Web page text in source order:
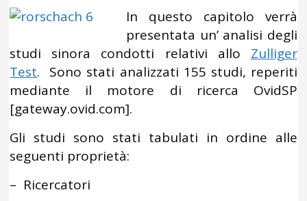
In questo capitolo verrà
presentata un’ analisi degli
studi sinora condotti relativi allo Zulliger
Test. Sono stati analizzati 155 studi, reperiti
mediante il motore di ricerca OvidSP
[gateway.ovid.com].
Gli studi sono stati tabulati in ordine alle
seguenti proprietà:
– Ricercatori